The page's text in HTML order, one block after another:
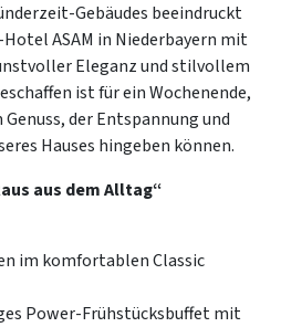
Gebäudes beeindruckt
ASAM in Niederbayern mit
Eleganz und stilvollem
ist für ein Wochenende,
der Entspannung und
Hauses hingeben können.
aus dem Alltag“
im komfortablen Classic
Power-Frühstücksbuffet mit